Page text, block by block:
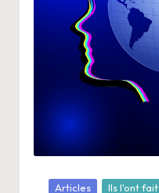
Posté
Articles Ils l'ont fait